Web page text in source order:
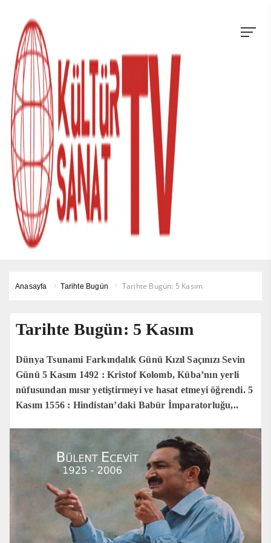
Anasayfa Tarihte Bugün Tarihte Bugün: 5 Kasım
Tarihte Bugün: 5 Kasım
Dünya Tsunami Farkındalık Günü Kızıl Saçınızı Sevin
Günü 5 Kasım 1492 : Kristof Kolomb, Küba’nın yerli
nüfusundan mısır yetiştirmeyi ve hasat etmeyi öğrendi. 5
Kasım 1556 : Hindistan’daki Babür İmparatorluğu,..